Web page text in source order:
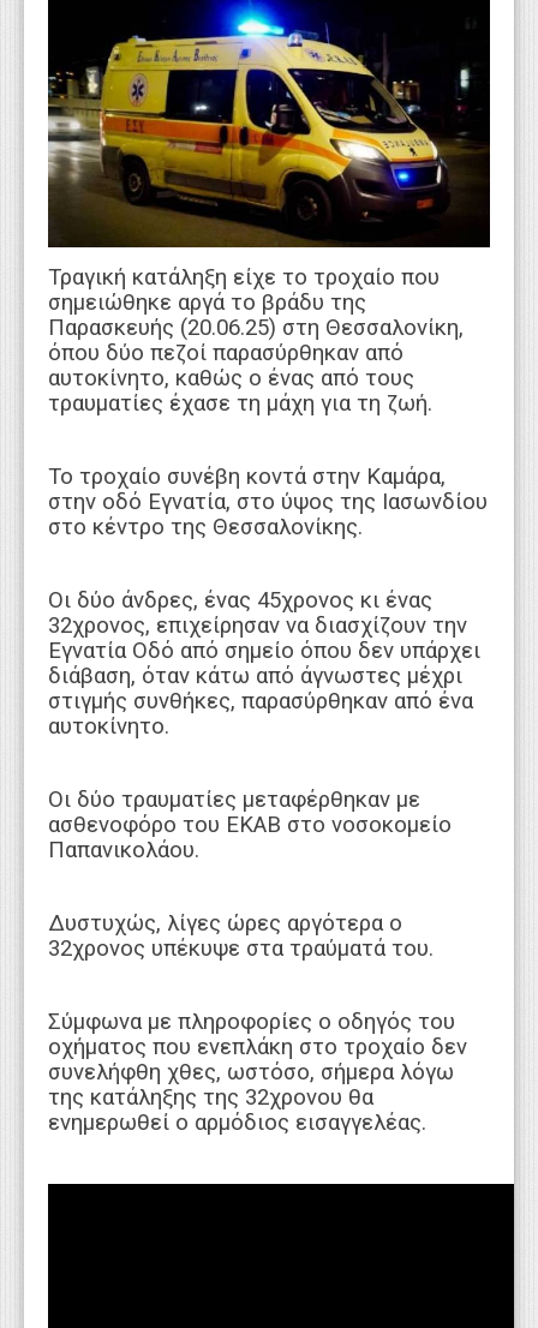
Τραγική κατάληξη είχε το τροχαίο που
σημειώθηκε αργά το βράδυ της
Παρασκευής (20.06.25) στη Θεσσαλονίκη,
όπου δύο πεζοί παρασύρθηκαν από
αυτοκίνητο, καθώς ο ένας από τους
τραυματίες έχασε τη μάχη για τη ζωή.
Το τροχαίο συνέβη κοντά στην Καμάρα,
στην οδό Εγνατία, στο ύψος της Ιασωνδίου
στο κέντρο της Θεσσαλονίκης.
Οι δύο άνδρες, ένας 45χρονος κι ένας
32χρονος, επιχείρησαν να διασχίζουν την
Εγνατία Οδό από σημείο όπου δεν υπάρχει
διάβαση, όταν κάτω από άγνωστες μέχρι
στιγμής συνθήκες, παρασύρθηκαν από ένα
αυτοκίνητο.
Οι δύο τραυματίες μεταφέρθηκαν με
ασθενοφόρο του ΕΚΑΒ στο νοσοκομείο
Παπανικολάου.
Δυστυχώς, λίγες ώρες αργότερα ο
32χρονος υπέκυψε στα τραύματά του.
Σύμφωνα με πληροφορίες ο οδηγός του
οχήματος που ενεπλάκη στο τροχαίο δεν
συνελήφθη χθες, ωστόσο, σήμερα λόγω
της κατάληξης της 32χρονου θα
ενημερωθεί ο αρμόδιος εισαγγελέας.
Κυτίο Παραπόνων Πολιτών